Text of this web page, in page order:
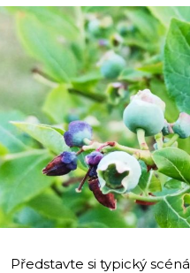
Představte si typický